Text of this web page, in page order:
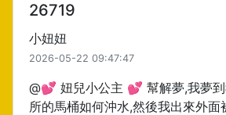
26719
小妞妞
2026-05-22 09:47:47
@💕 妞兒小公主 💕 幫解夢,我夢
所的馬桶如何沖水,然後我出來外面